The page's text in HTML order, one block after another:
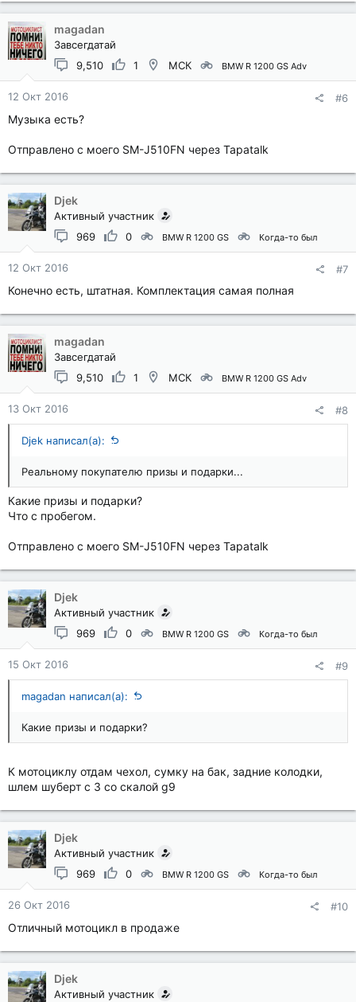
magadan
Завсегдатай
9,510
1 МСК BMW R 1200 GS Adv
12 Окт 2016 #6
Музыка есть?
Отправлено с моего SM-J510FN через Tapatalk
Djek
Активный участник
969
0 BMW R 1200 GS Когда-то был
12 Окт 2016 #7
Конечно есть, штатная. Комплектация самая полная
magadan
Завсегдатай
9,510
1 МСК BMW R 1200 GS Adv
13 Окт 2016 #8
Djek написал(а):
Реальному покупателю призы и подарки...
Какие призы и подарки?
Что с пробегом.
Отправлено с моего SM-J510FN через Tapatalk
Djek
Активный участник
969
0 BMW R 1200 GS Когда-то был
15 Окт 2016 #9
magadan написал(а):
Какие призы и подарки?
К мотоциклу отдам чехол, сумку на бак, задние колодки,
шлем шуберт с 3 со скалой g9
Djek
Активный участник
969
0 BMW R 1200 GS Когда-то был
26 Окт 2016 #10
Отличный мотоцикл в продаже
Djek
Активный участник